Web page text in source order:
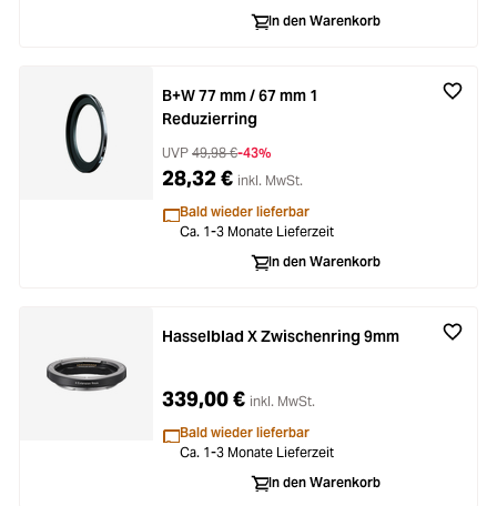
In den Warenkorb
B+W 77 mm / 67 mm 1
Reduzierring
UVP 49,98 €-43%
28,32 € inkl. MwSt.
Bald wieder lieferbar
Ca. 1-3 Monate Lieferzeit
In den Warenkorb
Hasselblad X Zwischenring 9mm
339,00 € inkl. MwSt.
Bald wieder lieferbar
Ca. 1-3 Monate Lieferzeit
In den Warenkorb